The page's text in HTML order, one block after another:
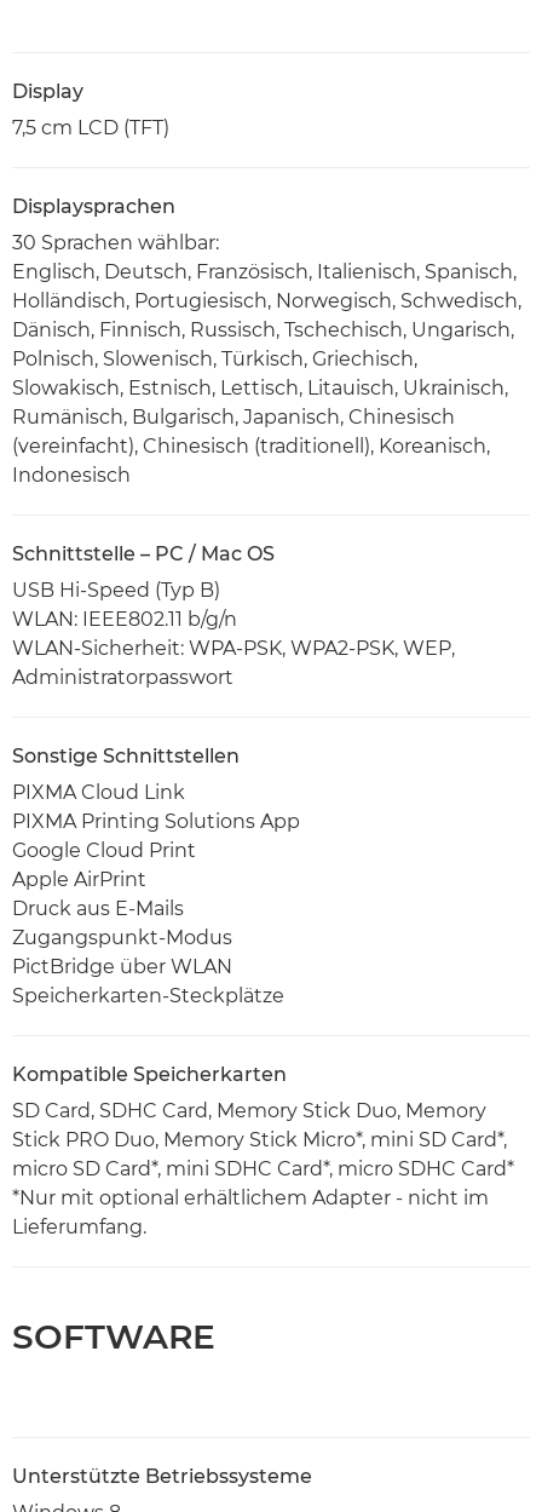
Display
7,5 cm LCD (TFT)
Displaysprachen
30 Sprachen wählbar:
Englisch, Deutsch, Französisch, Italienisch, Spanisch,
Holländisch, Portugiesisch, Norwegisch, Schwedisch,
Dänisch, Finnisch, Russisch, Tschechisch, Ungarisch,
Polnisch, Slowenisch, Türkisch, Griechisch,
Slowakisch, Estnisch, Lettisch, Litauisch, Ukrainisch,
Rumänisch, Bulgarisch, Japanisch, Chinesisch
(vereinfacht), Chinesisch (traditionell), Koreanisch,
Indonesisch
Schnittstelle – PC / Mac OS
USB Hi-Speed (Typ B)
WLAN: IEEE802.11 b/g/n
WLAN-Sicherheit: WPA-PSK, WPA2-PSK, WEP,
Administratorpasswort
Sonstige Schnittstellen
PIXMA Cloud Link
PIXMA Printing Solutions App
Google Cloud Print
Apple AirPrint
Druck aus E-Mails
Zugangspunkt-Modus
PictBridge über WLAN
Speicherkarten-Steckplätze
Kompatible Speicherkarten
SD Card, SDHC Card, Memory Stick Duo, Memory
Stick PRO Duo, Memory Stick Micro*, mini SD Card*,
micro SD Card*, mini SDHC Card*, micro SDHC Card*
*Nur mit optional erhältlichem Adapter - nicht im
Lieferumfang.
SOFTWARE
Unterstützte Betriebssysteme